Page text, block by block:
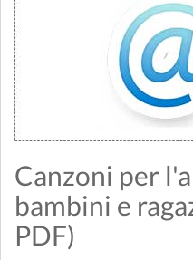
Canzoni per
bambini e
PDF)